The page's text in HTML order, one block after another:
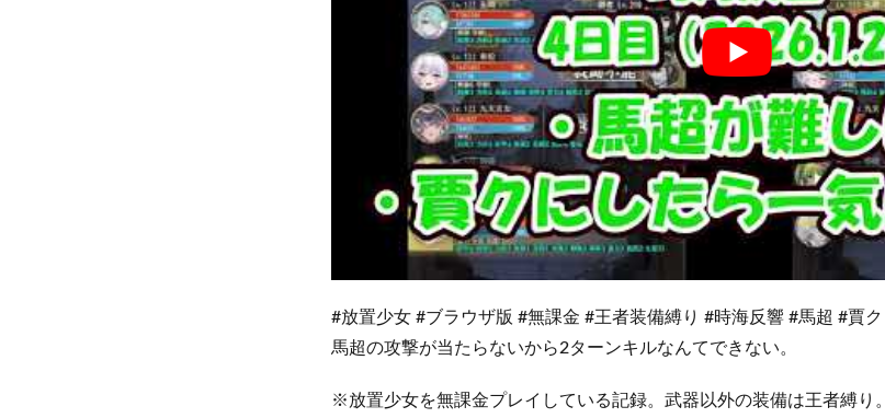
#放置少女 #ブラウザ版 #無課金 #王者装備縛り #時海反響 #馬超 #賈ク
馬超の攻撃が当たらないから2ターンキルなんてできない。
※放置少女を無課金プレイしている記録。武器以外の装備は王者縛り。